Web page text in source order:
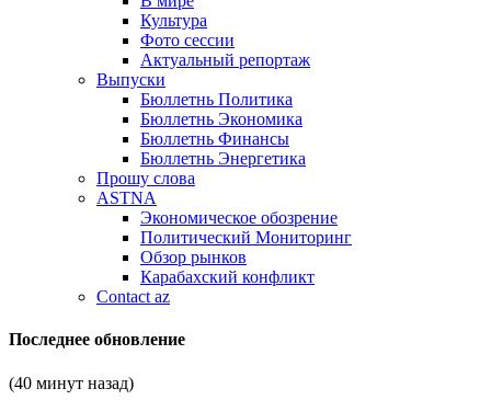
Культура
Фото сессии
Актуальный репортаж
Выпуски
Бюллетнь Политика
Бюллетнь Экономика
Бюллетнь Финансы
Бюллетнь Энергетика
Прошу слова
ASTNA
Экономическое обозрение
Политический Мониторинг
Обзор рынков
Карабахский конфликт
Contact az
Последнее обновление
(40 минут назад)